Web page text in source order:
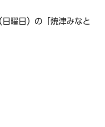
曜日）の「焼津みなと